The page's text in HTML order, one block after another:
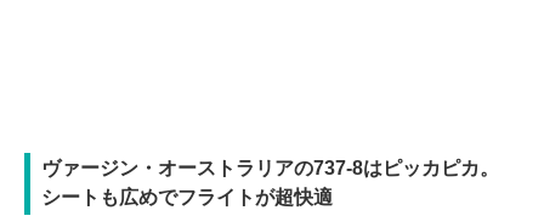
ヴァージン・オーストラリアの737-8はピッカピカ。
シートも広めでフライトが超快適